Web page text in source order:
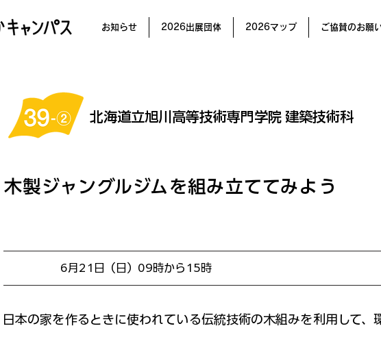
お知らせ 2026出展団体 2026マップ ご協賛のお願
北海道立旭川高等技術専門学院 建築技術科
木製ジャングルジムを組み立ててみよう
6月21日（日）09時から15時
日本の家を作るときに使われている伝統技術の木組みを利用して、